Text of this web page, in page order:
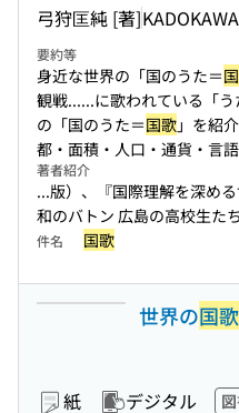
弓狩匡純 [著]KADOKAWA
要約等
身近な世界の「国のうた＝
観戦......に歌われている「
の「国のうた＝国歌」を紹介
都・面積・人口・通貨・言
著者紹介
...版）、『国際理解を深め
和のバトン 広島の高校生た
件名 国歌
世界の国歌
紙 デジタル